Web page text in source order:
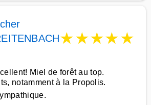
★★★★★
Miel de forêt au top.
notamment à la Propolis.